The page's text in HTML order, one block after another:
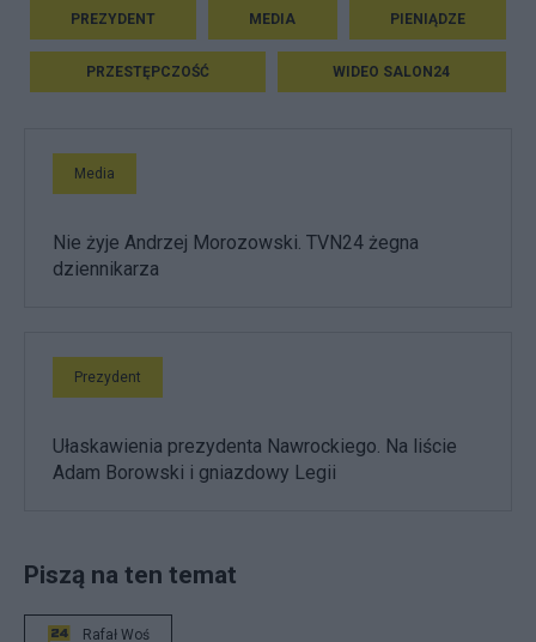
PREZYDENT MEDIA PIENIĄDZE
PRZESTĘPCZOŚĆ WIDEO SALON24
Media
Nie żyje Andrzej Morozowski. TVN24 żegna
dziennikarza
Prezydent
Ułaskawienia prezydenta Nawrockiego. Na liście
Adam Borowski i gniazdowy Legii
Piszą na ten temat
Rafał Woś